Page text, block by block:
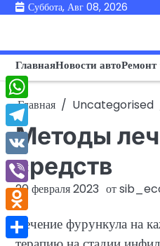
ПерейтиСуббота, Авг 08, 2026
ГлавнаяНовости автоРемонт
Главная Uncategorised
Методы
средств
20 февраля 2023 от
Лечение фурункула на
WhatsApp
Telegram
VK
Viber
Odnoklassniki